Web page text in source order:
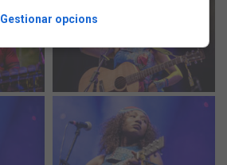
Gestionar opcions